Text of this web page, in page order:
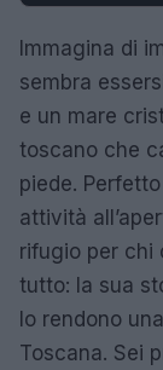
Immagina di
sembra
e un mare
toscano che
piede.
attività
rifugio per chi
tutto: la sua
lo rendono
Toscana. Sei